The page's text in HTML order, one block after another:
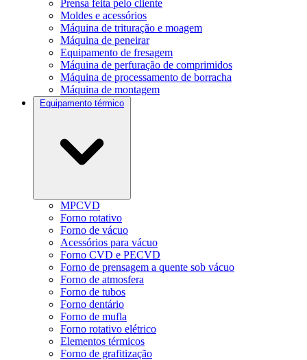
Prensa feita pelo cliente
Moldes e acessórios
Máquina de trituração e moagem
Máquina de peneirar
Equipamento de fresagem
Máquina de perfuração de comprimidos
Máquina de processamento de borracha
Máquina de montagem
Equipamento térmico
MPCVD
Forno rotativo
Forno de vácuo
Acessórios para vácuo
Forno CVD e PECVD
Forno de prensagem a quente sob vácuo
Forno de atmosfera
Forno de tubos
Forno dentário
Forno de mufla
Forno rotativo elétrico
Elementos térmicos
Forno de grafitização